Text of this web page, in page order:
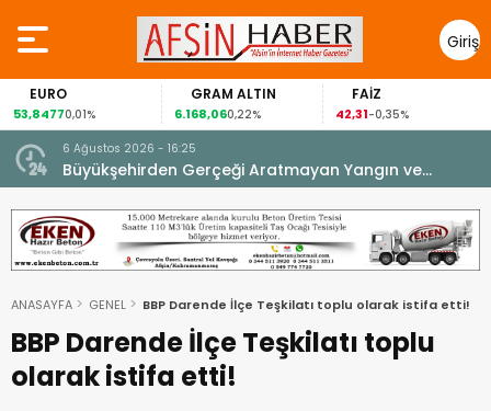
Giriş
Yap
EURO
53,84770,01%
GRAM ALTIN
6.168,060,22%
FAİZ
42,31-0,35%
6 Ağustos 2026 - 16:25
Büyükşehirden Gerçeği Aratmayan Yangın ve
Kurtarma Tatbikatı.
ANASAYFA GENEL BBP Darende İlçe Teşkilatı toplu olarak istifa etti!
BBP Darende İlçe Teşkilatı toplu
olarak istifa etti!